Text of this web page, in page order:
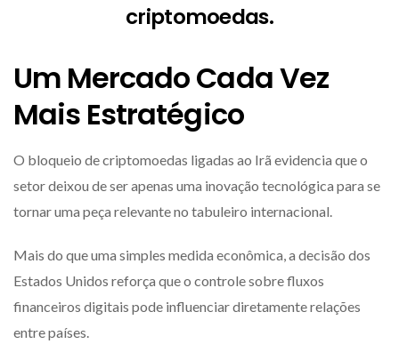
criptomoedas.
Um Mercado Cada Vez
Mais Estratégico
O bloqueio de criptomoedas ligadas ao Irã evidencia que o
setor deixou de ser apenas uma inovação tecnológica para se
tornar uma peça relevante no tabuleiro internacional.
Mais do que uma simples medida econômica, a decisão dos
Estados Unidos reforça que o controle sobre fluxos
financeiros digitais pode influenciar diretamente relações
entre países.